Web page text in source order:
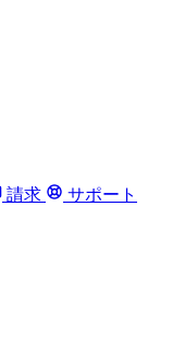
請求 サポート